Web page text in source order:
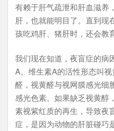
有赖于肝气疏泄和肝血滋养
肝，也就能明目了。直到现
孩吃鸡肝、猪肝时，还会教
我们现在知道，夜盲症的病
A。维生素A的活性形态叫
醛，视黄醛与视网膜感光细
感光色素。如果缺乏视黄醇
素视紫红质的再生，导致夜
症，是因为动物的肝脏碰巧